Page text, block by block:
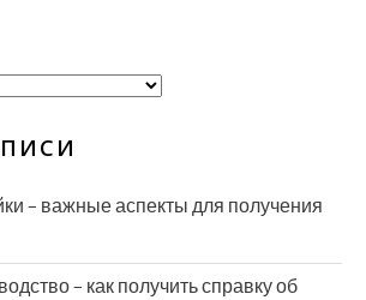
– важные аспекты для получения
– как получить справку об